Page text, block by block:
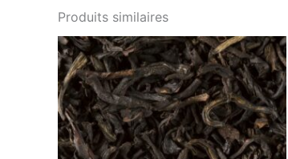
Produits similaires